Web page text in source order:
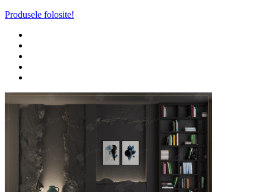
Produsele folosite!